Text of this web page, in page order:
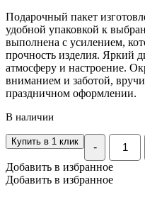
Подарочный пакет
удобной упаковкой к
выполнена с усилением,
прочность изделия. Яркий
атмосферу и настроение.
вниманием и заботой,
праздничном оформлении.
В наличии
-
Пакет
розы",
Купить в 1 клик
Добавить в избранное
Добавить в избранное